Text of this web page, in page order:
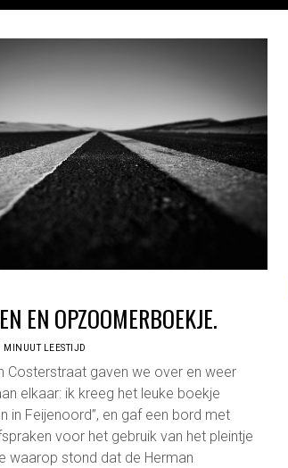
EN OPZOOMERBOEKJE.
MINUUT LEESTIJD
Costerstraat gaven we over en weer
elkaar: ik kreeg het leuke boekje
in Feijenoord”, en gaf een bord met
voor het gebruik van het pleintje
waarop stond dat de Herman